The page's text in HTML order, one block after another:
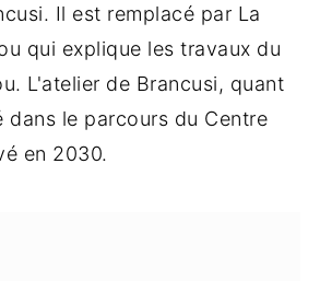
Il est remplacé par La
qui explique les travaux du
L'atelier de Brancusi, quant
dans le parcours du Centre
en 2030.